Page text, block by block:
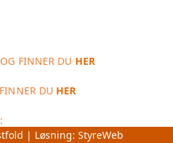
FINNER DU HER
DU HER
| Løsning: StyreWeb